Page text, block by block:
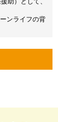
ンライフの背